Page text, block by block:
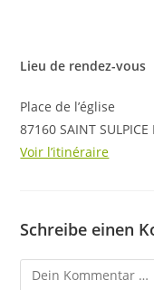
Lieu de rendez-vous
Place de l’église
87160 SAINT SULPICE
Voir l’itinéraire
Schreibe einen
Kommentar